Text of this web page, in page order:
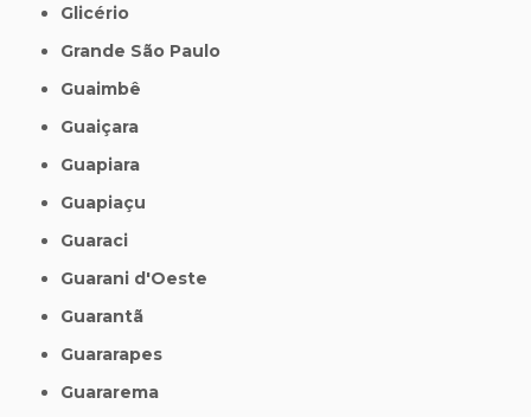
Glicério
Grande São Paulo
Guaimbê
Guaiçara
Guapiara
Guapiaçu
Guaraci
Guarani d'Oeste
Guarantã
Guararapes
Guararema